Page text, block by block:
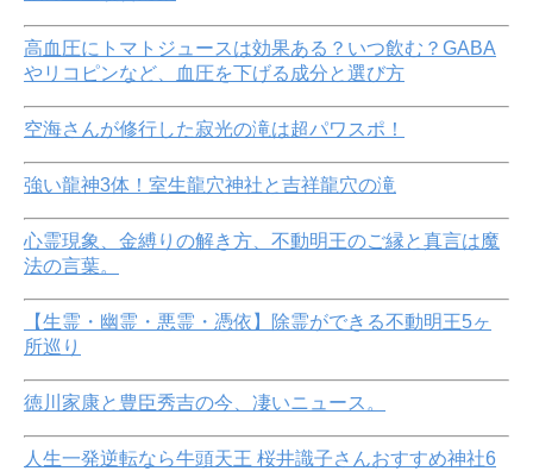
高血圧にトマトジュースは効果ある？いつ飲む？GABA
やリコピンなど、血圧を下げる成分と選び方
空海さんが修行した寂光の滝は超パワスポ！
強い龍神3体！室生龍穴神社と吉祥龍穴の滝
心霊現象、金縛りの解き方、不動明王のご縁と真言は魔
法の言葉。
【生霊・幽霊・悪霊・憑依】除霊ができる不動明王5ヶ
所巡り
徳川家康と豊臣秀吉の今、凄いニュース。
人生一発逆転なら牛頭天王 桜井識子さんおすすめ神社6